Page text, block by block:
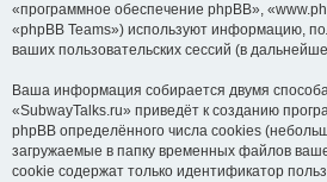
«программное обеспечение phpBB»,
«phpBB Teams») используют информацию,
ваших пользовательских сессий (в
Ваша информация собирается двумя
«SubwayTalks.ru» приведёт к созданию
phpBB определённого числа cookies
загружаемые в папку временных файлов
cookie содержат только идентификатор